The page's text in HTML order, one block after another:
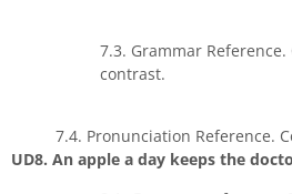
7.3. Grammar
contrast.
7.4. Pronunciation Reference.
UD8. An apple a day keeps the